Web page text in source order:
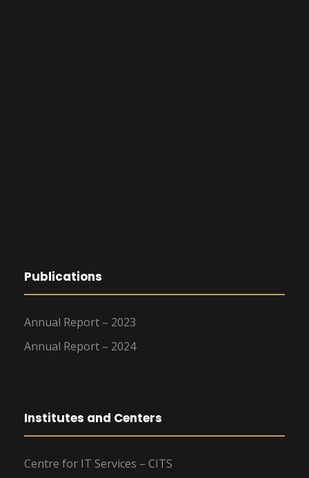
Publications
Annual Report – 2023
Annual Report – 2024
Institutes and Centers
Centre for IT Services – CITS